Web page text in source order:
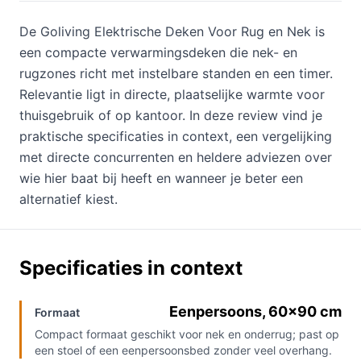
De Goliving Elektrische Deken Voor Rug en Nek is
een compacte verwarmingsdeken die nek- en
rugzones richt met instelbare standen en een timer.
Relevantie ligt in directe, plaatselijke warmte voor
thuisgebruik of op kantoor. In deze review vind je
praktische specificaties in context, een vergelijking
met directe concurrenten en heldere adviezen over
wie hier baat bij heeft en wanneer je beter een
alternatief kiest.
Specificaties in context
Formaat Eenpersoons, 60×90 cm
Compact formaat geschikt voor nek en onderrug; past op
een stoel of een eenpersoonsbed zonder veel overhang.